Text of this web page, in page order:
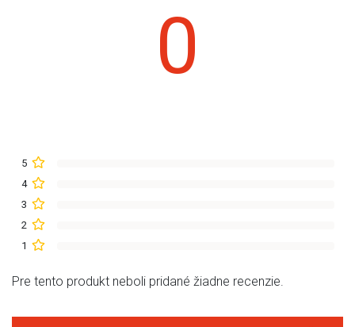
0
5
4
3
2
1
Pre tento produkt neboli pridané žiadne recenzie.